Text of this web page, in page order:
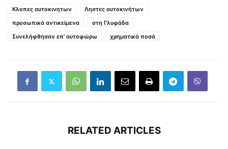
Κλοπες αυτοκινητων
Ληστες αυτοκινήτων
προσωπικά αντικείμενα
στη Γλυφάδα
Συνελήφθησαν επ’ αυτοφώρω
χρηματικά ποσά
RELATED ARTICLES